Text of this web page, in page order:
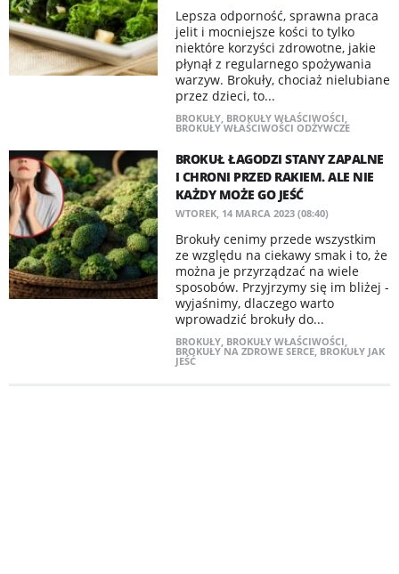
Lepsza odporność, sprawna praca
jelit i mocniejsze kości to tylko
niektóre korzyści zdrowotne, jakie
płynął z regularnego spożywania
warzyw. Brokuły, chociaż nielubiane
przez dzieci, to...
BROKUŁY, BROKUŁY WŁAŚCIWOŚCI,
BROKUŁY WŁAŚCIWOŚCI ODŻYWCZE
BROKUŁ ŁAGODZI STANY ZAPALNE
I CHRONI PRZED RAKIEM. ALE NIE
KAŻDY MOŻE GO JEŚĆ
WTOREK, 14 MARCA 2023 (08:40)
Brokuły cenimy przede wszystkim
ze względu na ciekawy smak i to, że
można je przyrządzać na wiele
sposobów. Przyjrzymy się im bliżej -
wyjaśnimy, dlaczego warto
wprowadzić brokuły do...
BROKUŁY, BROKUŁY WŁAŚCIWOŚCI,
BROKUŁY NA ZDROWE SERCE, BROKUŁY JAK
JEŚĆ